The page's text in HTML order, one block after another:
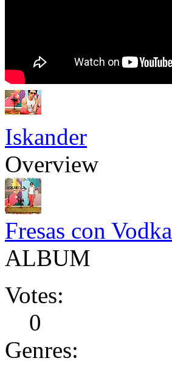
Iskander
Overview
Fresas con Vodka
ALBUM
Votes:
0
Genres: